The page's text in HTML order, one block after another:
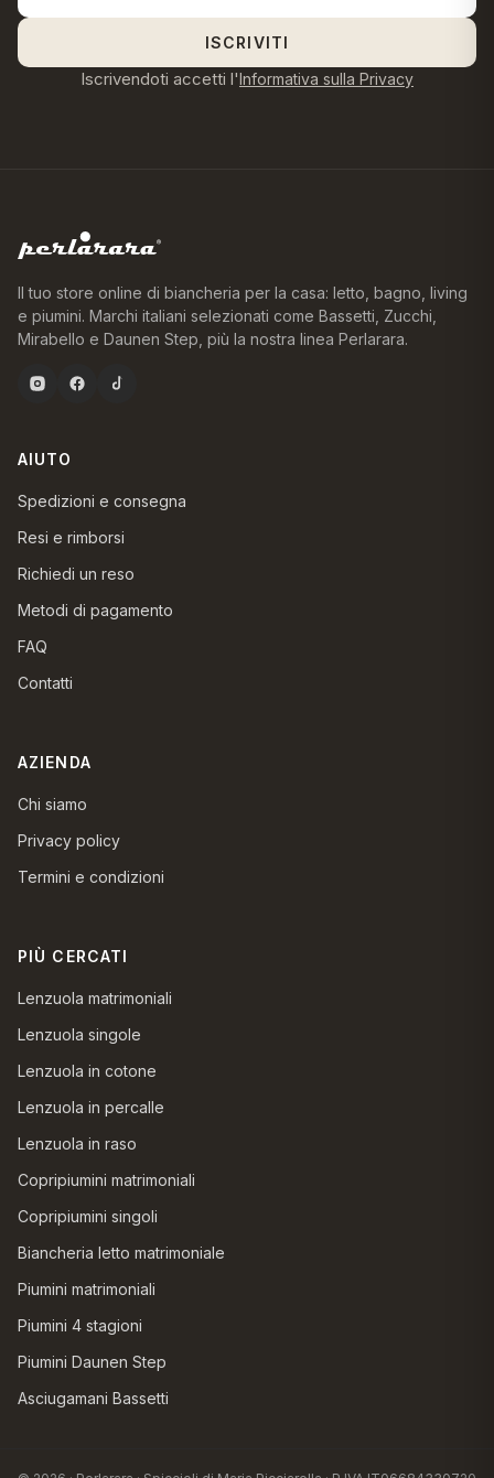
ISCRIVITI
Iscrivendoti accetti l'Informativa sulla Privacy
Il tuo store online di biancheria per la casa: letto, bagno, living
e piumini. Marchi italiani selezionati come Bassetti, Zucchi,
Mirabello e Daunen Step, più la nostra linea Perlarara.
AIUTO
Spedizioni e consegna
Resi e rimborsi
Richiedi un reso
Metodi di pagamento
FAQ
Contatti
AZIENDA
Chi siamo
Privacy policy
Termini e condizioni
PIÙ CERCATI
Lenzuola matrimoniali
Lenzuola singole
Lenzuola in cotone
Lenzuola in percalle
Lenzuola in raso
Copripiumini matrimoniali
Copripiumini singoli
Biancheria letto matrimoniale
Piumini matrimoniali
Piumini 4 stagioni
Piumini Daunen Step
Asciugamani Bassetti